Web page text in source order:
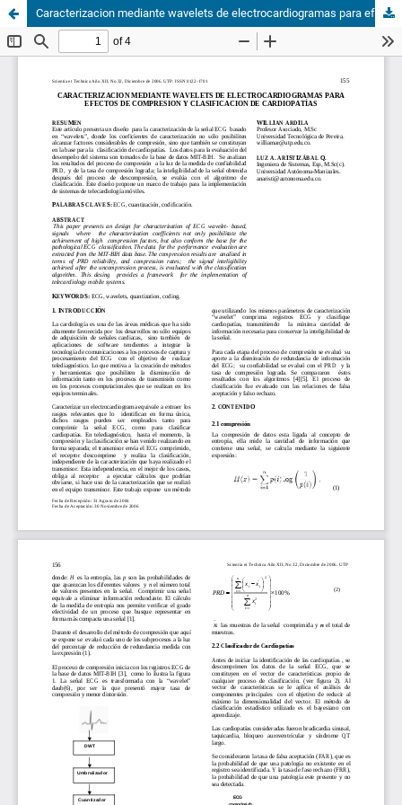
Caracterizacion mediante wavelets de electrocardiogramas para efectos de compresion y clasificacion de cardiopatías